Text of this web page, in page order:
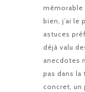
mémorable
bien, j’ai le
astuces
déjà valu
anecdotes
pas dans la
concret, un